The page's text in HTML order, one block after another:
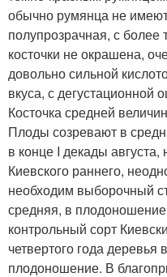
обычно румянца не
полупрозрачная, с
косточки не окрашена,
довольно сильной
вкуса, с дегустационной
Косточка средней
Плоды созревают в
в конце I декады
Киевского раннего,
необходим выборочный
средняя, в плодоношение
контрольный сорт
четвертого года деревья
плодоношение. В